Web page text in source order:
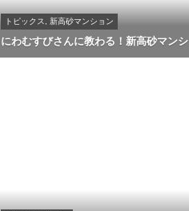
トピックス, 新高砂マンション
にわむすびさんに教わる！新高砂マン